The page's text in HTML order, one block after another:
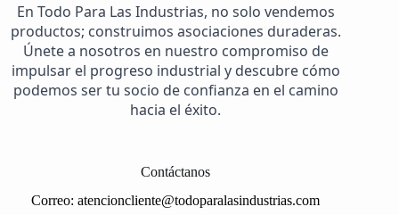
En Todo Para Las Industrias, no solo vendemos
productos; construimos asociaciones duraderas.
Únete a nosotros en nuestro compromiso de
impulsar el progreso industrial y descubre cómo
podemos ser tu socio de confianza en el camino
hacia el éxito.
Contáctanos
Correo:atencioncliente@todoparalasindustrias.com